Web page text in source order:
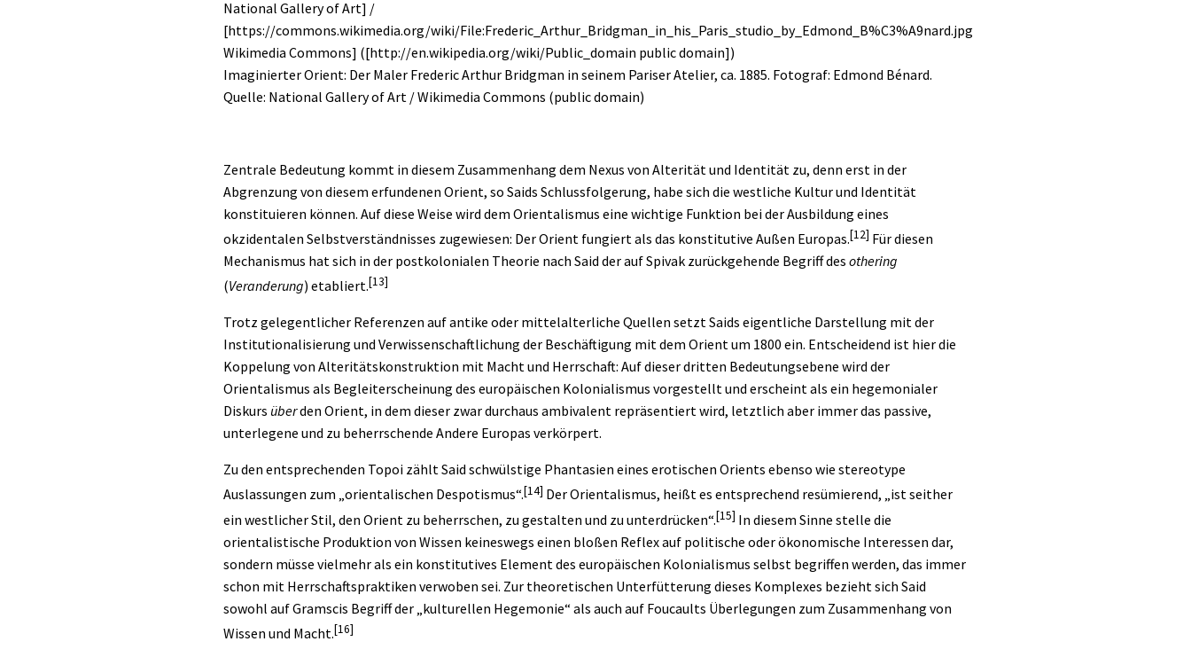
Imaginierter Orient: Der Maler Frederic Arthur Bridgman in seinem Pariser Atelier, ca. 1885. Fotograf: Edmond Bénard.
Quelle: National Gallery of Art /Wikimedia Commons (public domain)
Zentrale Bedeutung kommt in diesem Zusammenhang dem Nexus von Alterität und Identität zu, denn erst in der
Abgrenzung von diesem erfundenen Orient, so Saids Schlussfolgerung, habe sich die westliche Kultur und Identität
konstituieren können. Auf diese Weise wird dem Orientalismus eine wichtige Funktion bei der Ausbildung eines
okzidentalen Selbstverständnisses zugewiesen: Der Orient fungiert als das konstitutive Außen Europas.[12] Für diesen
Mechanismus hat sich in der postkolonialen Theorie nach Said der auf Spivak zurückgehende Begriff des othering
(Veranderung) etabliert.[13]
Trotz gelegentlicher Referenzen auf antike oder mittelalterliche Quellen setzt Saids eigentliche Darstellung mit der
Institutionalisierung und Verwissenschaftlichung der Beschäftigung mit dem Orient um 1800 ein. Entscheidend ist hier die
Koppelung von Alteritätskonstruktion mit Macht und Herrschaft: Auf dieser dritten Bedeutungsebene wird der
Orientalismus als Begleiterscheinung des europäischen Kolonialismus vorgestellt und erscheint als ein hegemonialer
Diskurs überden Orient, in dem dieser zwar durchaus ambivalent repräsentiert wird, letztlich aber immer das passive,
unterlegene und zu beherrschende Andere Europas verkörpert.
Zu den entsprechenden Topoi zählt Said schwülstige Phantasien eines erotischen Orients ebenso wie stereotype
Auslassungen zum „orientalischen Despotismus“.[14] Der Orientalismus, heißt es entsprechend resümierend, „ist seither
ein westlicher Stil, den Orient zu beherrschen, zu gestalten und zu unterdrücken“.[15] In diesem Sinne stelle die
orientalistische Produktion von Wissen keineswegs einen bloßen Reflex auf politische oder ökonomische Interessen dar,
sondern müsse vielmehr als ein konstitutives Element des europäischen Kolonialismus selbst begriffen werden, das immer
schon mit Herrschaftspraktiken verwoben sei. Zur theoretischen Unterfütterung dieses Komplexes bezieht sich Said
sowohl auf Gramscis Begriff der „kulturellen Hegemonie“ als auch auf Foucaults Überlegungen zum Zusammenhang von
Wissen und Macht.[16]